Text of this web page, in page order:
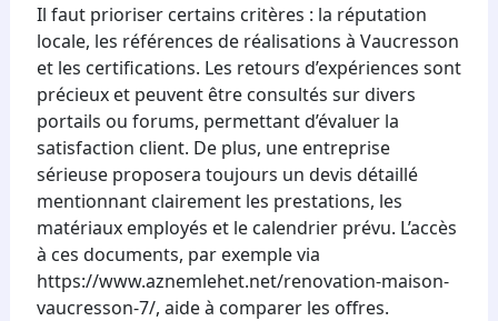
Il faut prioriser certains critères : la réputation
locale, les références de réalisations à Vaucresson
et les certifications. Les retours d’expériences sont
précieux et peuvent être consultés sur divers
portails ou forums, permettant d’évaluer la
satisfaction client. De plus, une entreprise
sérieuse proposera toujours un devis détaillé
mentionnant clairement les prestations, les
matériaux employés et le calendrier prévu. L’accès
à ces documents, par exemple via
https://www.aznemlehet.net/renovation-maison-
vaucresson-7/, aide à comparer les offres.